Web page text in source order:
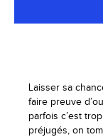
Laisser sa
faire preuve
parfois c’est
préjugés, on